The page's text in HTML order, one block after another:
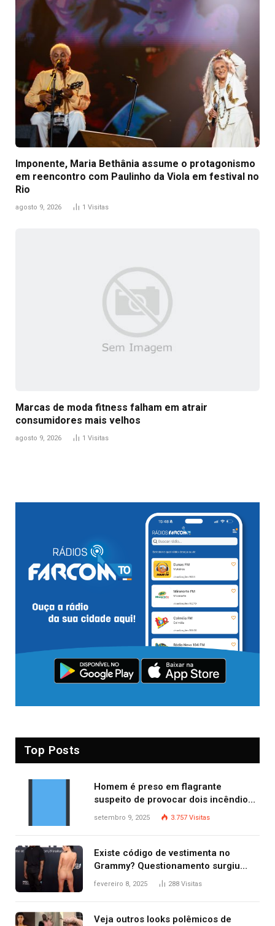
Imponente, Maria Bethânia assume o protagonismo
em reencontro com Paulinho da Viola em festival no
Rio
agosto 9, 2026 1 Visitas
Marcas de moda fitness falham em atrair
consumidores mais velhos
agosto 9, 2026 1 Visitas
Top Posts
Homem é preso em flagrante
suspeito de provocar dois incêndios
criminosos no mesmo dia
setembro 9, 2025 3.757 Visitas
Existe código de vestimenta no
Grammy? Questionamento surgiu
após Bianca Censori, mulher de
fevereiro 8, 2025 288 Visitas
Veja outros looks polêmicos de